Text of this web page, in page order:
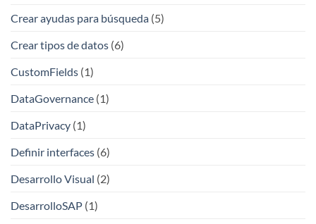
Crear ayudas para búsqueda (5)
Crear tipos de datos (6)
CustomFields (1)
DataGovernance (1)
DataPrivacy (1)
Definir interfaces (6)
Desarrollo Visual (2)
DesarrolloSAP (1)